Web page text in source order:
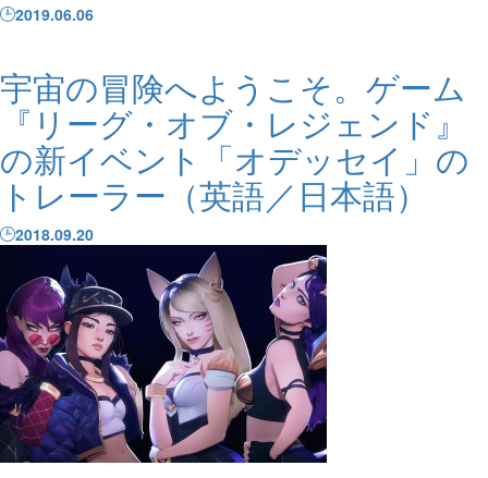
2019.06.06
宇宙の冒険へようこそ。ゲーム
『リーグ・オブ・レジェンド』
の新イベント「オデッセイ」の
トレーラー（英語／日本語）
2018.09.20